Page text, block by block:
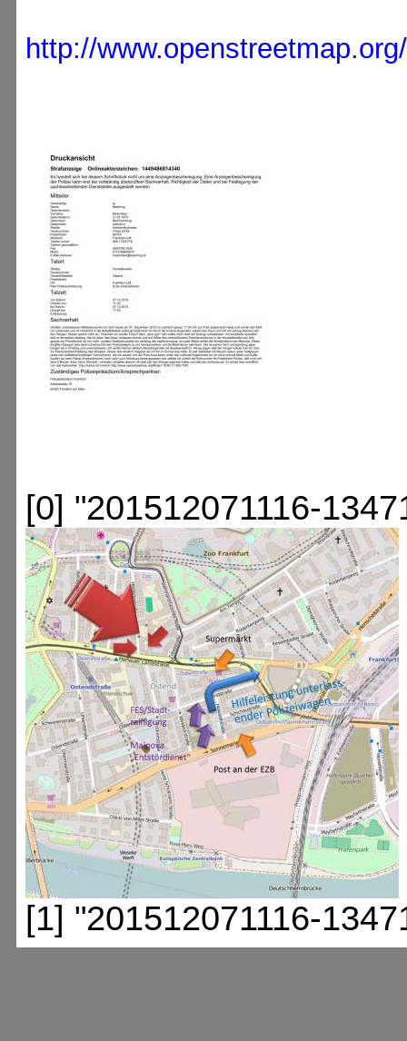
http://
[0] "201512071116-
[1] "201512071116-